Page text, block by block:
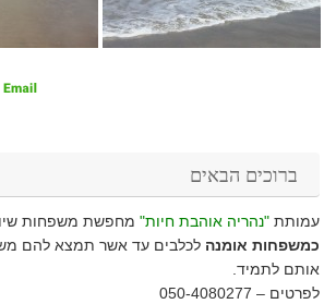
ברוכים הבאים
עמותת "נהריה אוהבת חיות" מחפשת משפחות
כמשפחות אומנה לכלבים עד אשר תמצא להם
אותם לתמיד.
לפרטים – 050-4080277